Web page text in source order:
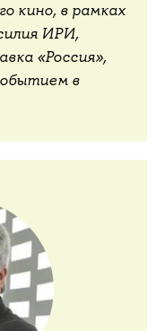
кино, в рамках
ИРИ,
«Россия»,
в